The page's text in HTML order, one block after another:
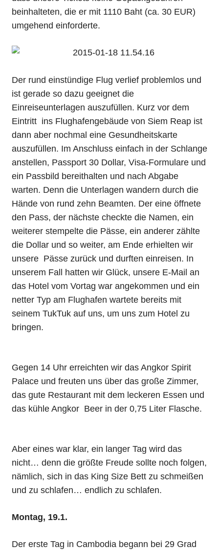
beinhalteten, die er mit 1110 Baht (ca. 30 EUR)
umgehend einforderte.
Der rund einstündige Flug verlief problemlos und
ist gerade so dazu geeignet die
Einreiseunterlagen auszufüllen. Kurz vor dem
Eintritt ins Flughafengebäude von Siem Reap ist
dann aber nochmal eine Gesundheitskarte
auszufüllen. Im Anschluss einfach in der Schlange
anstellen, Passport 30 Dollar, Visa-Formulare und
ein Passbild bereithalten und nach Abgabe
warten. Denn die Unterlagen wandern durch die
Hände von rund zehn Beamten. Der eine öffnete
den Pass, der nächste checkte die Namen, ein
weiterer stempelte die Pässe, ein anderer zählte
die Dollar und so weiter, am Ende erhielten wir
unsere Pässe zurück und durften einreisen. In
unserem Fall hatten wir Glück, unsere E-Mail an
das Hotel vom Vortag war angekommen und ein
netter Typ am Flughafen wartete bereits mit
seinem TukTuk auf uns, um uns zum Hotel zu
bringen.
Gegen 14 Uhr erreichten wir das Angkor Spirit
Palace und freuten uns über das große Zimmer,
das gute Restaurant mit dem leckeren Essen und
das kühle Angkor Beer in der 0,75 Liter Flasche.
Aber eines war klar, ein langer Tag wird das
nicht… denn die größte Freude sollte noch folgen,
nämlich, sich in das King Size Bett zu schmeißen
und zu schlafen… endlich zu schlafen.
Montag, 19.1.
Der erste Tag in Cambodia begann bei 29 Grad